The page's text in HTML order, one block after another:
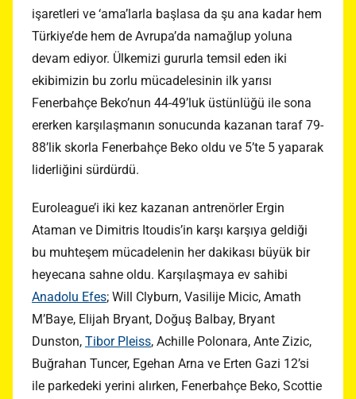
işaretleri ve ‘ama’larla başlasa da şu ana kadar hem
Türkiye’de hem de Avrupa’da namağlup yoluna
devam ediyor. Ülkemizi gururla temsil eden iki
ekibimizin bu zorlu mücadelesinin ilk yarısı
Fenerbahçe Beko’nun 44-49’luk üstünlüğü ile sona
ererken karşılaşmanın sonucunda kazanan taraf 79-
88’lik skorla Fenerbahçe Beko oldu ve 5’te 5 yaparak
liderliğini sürdürdü.
Euroleague’i iki kez kazanan antrenörler Ergin
Ataman ve Dimitris Itoudis’in karşı karşıya geldiği
bu muhteşem mücadelenin her dakikası büyük bir
heyecana sahne oldu. Karşılaşmaya ev sahibi
Anadolu Efes; Will Clyburn, Vasilije Micic, Amath
M’Baye, Elijah Bryant, Doğuş Balbay, Bryant
Dunston, Tibor Pleiss, Achille Polonara, Ante Zizic,
Buğrahan Tuncer, Egehan Arna ve Erten Gazi 12’si
ile parkedeki yerini alırken, Fenerbahçe Beko, Scottie